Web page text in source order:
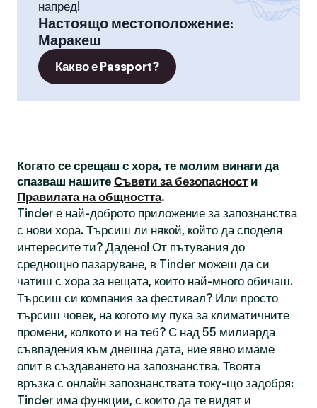
напред!
Настоящо местоположение:
Маракеш
Какво е Passport?
Когато се срещаш с хора, те молим винаги да
спазваш нашите Съвети за безопасност и
Правилата на общността.
Tinder е най-доброто приложение за запознанства
с нови хора. Търсиш ли някой, който да споделя
интересите ти? Дадено! От пътувания до
среднощно пазаруване, в Tinder можеш да си
чатиш с хора за нещата, които най-много обичаш.
Търсиш си компания за фестивал? Или просто
търсиш човек, на когото му пука за климатичните
промени, колкото и на теб? С над 55 милиарда
съвпадения към днешна дата, ние явно имаме
опит в създаването на запознанства. Твоята
връзка с онлайн запознанствата току-що задобря:
Tinder има функции, с които да те видят и